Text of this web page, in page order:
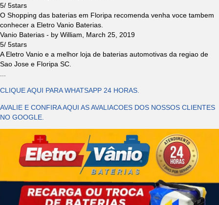
5/ 5stars
O Shopping das baterias em Floripa recomenda venha voce tambem
conhecer a Eletro Vanio Baterias.
Vanio Baterias - by William
March 25, 2019
5/ 5stars
A Eletro Vanio e a melhor loja de baterias automotivas da regiao de
Sao Jose e Floripa SC.
CLIQUE AQUI PARA WHATSAPP 24 HORAS.
AVALIE E CONFIRA AQUI AS AVALIACOES DOS NOSSOS CLIENTES
NO GOOGLE.